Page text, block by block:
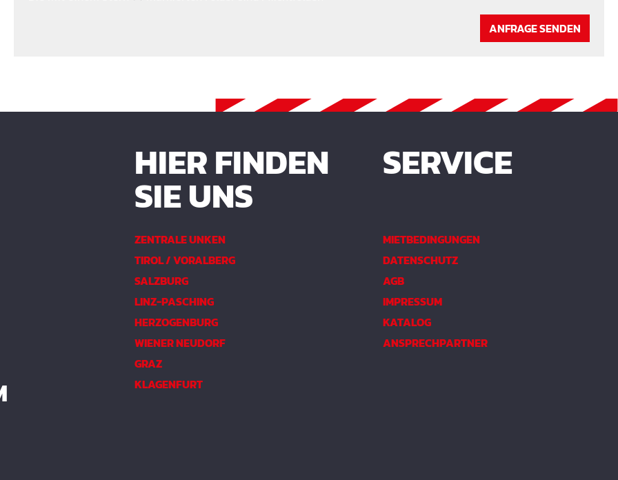
ANFRAGE SENDEN
HIER FINDEN
SIE UNS
ZENTRALE UNKEN
TIROL / VORALBERG
SALZBURG
LINZ-PASCHING
HERZOGENBURG
WIENER NEUDORF
GRAZ
KLAGENFURT
SERVICE
MIETBEDINGUNGEN
DATENSCHUTZ
AGB
IMPRESSUM
KATALOG
ANSPRECHPARTNER